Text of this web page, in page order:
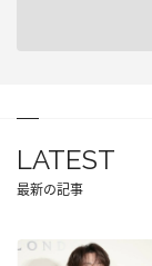
LATEST
最新の記事